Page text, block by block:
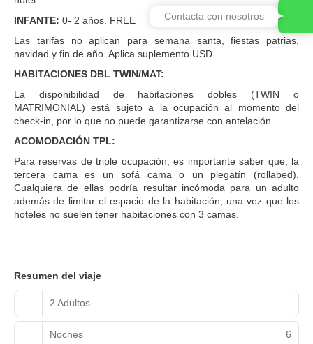
INFANTE: 0- 2 años. FREE
Las tarifas no aplican para semana santa, fiestas patrias,
navidad y fin de año. Aplica suplemento USD
HABITACIONES DBL TWIN/MAT:
La disponibilidad de habitaciones dobles (TWIN o
MATRIMONIAL) está sujeto a la ocupación al momento del
check-in, por lo que no puede garantizarse con antelación.
ACOMODACIÓN TPL:
Para reservas de triple ocupación, es importante saber que, la
tercera cama es un sofá cama o un plegatín (rollabed).
Cualquiera de ellas podría resultar incómoda para un adulto
además de limitar el espacio de la habitación, una vez que los
hoteles no suelen tener habitaciones con 3 camas.
Resumen del viaje
2 Adultos
Noches 6
Contacta con nosotros